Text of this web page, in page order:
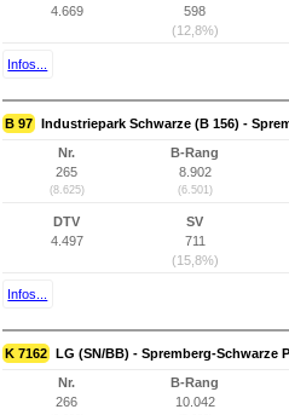
4.669
598
(12,8%)
Infos...
B 97 Industriepark Schwarze (B 156) -
Nr.
265
(8.625)
B-Rang
8.902
(6.501)
DTV
4.497
SV
711
(15,8%)
Infos...
K 7162 LG (SN/BB) - Spremberg-Schwarze
Nr.
266
B-Rang
10.042